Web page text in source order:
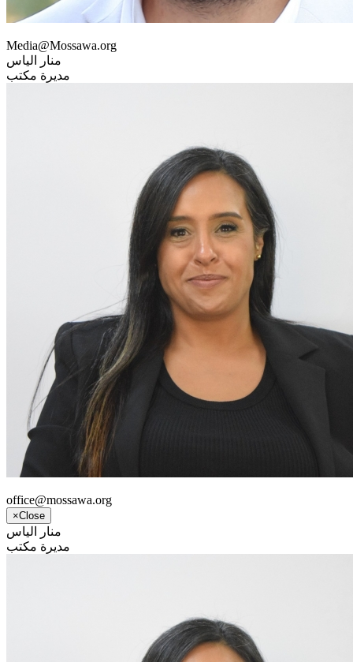
Media@Mossawa.org
منار الياس
مديرة مكتب
office@mossawa.org
×Close
منار الياس
مديرة مكتب